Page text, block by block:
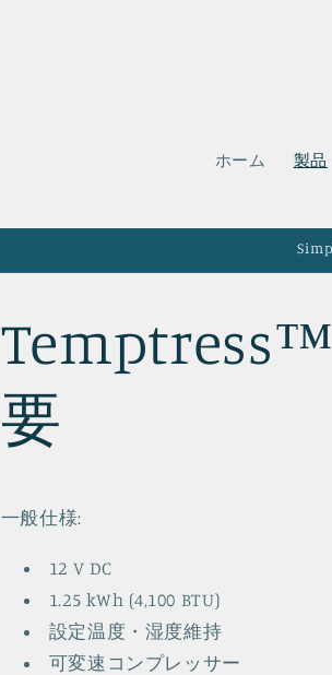
ホーム 製品
要
一般仕様:
12 V DC
1.25 kWh (4,100 BTU)
設定温度・湿度維持
可変速コンプレッサー